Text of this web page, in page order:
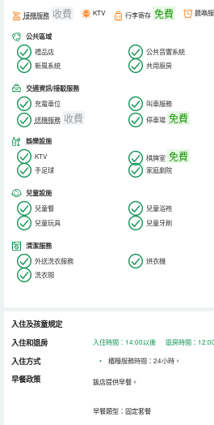
旅行、音樂、美食，希望遇到志趣相投的你。民宿的每間客房風格不
間有超大窗戶，沐浴陽光溫馨舒適。純木質手工傢俱。 房間內配備了
分離、部分房間有超大浴缸、客棧交通便利、周邊環境優越、餐飲娛樂
衣房、監控、門禁，安全便捷。免費水果、茶水及點心，一對一私人
空間，閒暇之餘，擇一本靜心閱讀，或發呆冥想；品一杯好茶、在這
心堂-洛塵獨有的慢生活。
接機服務 收費 KTV 行李寄存 免費 晨喚
公共區域
禮品店 公共音響系統
新風系統 共用廚房
交通資訊/接駁服務
充電車位 叫車服務
送機服務 收費 停車場 免費
娛樂設施
KTV 棋牌室 免費
手足球 家庭劇院
兒童設施
兒童餐 兒童浴袍
兒童玩具
兒童牙刷
清潔服務
外送洗衣服務 烘衣機
洗衣間
入住及孩童規定
入住和退房
入住時間：14:00以後 退房時間：
入住方式 • 櫃檯服務時間：24小時。
早餐政策 飯店提供早餐。
早餐類型：固定套餐